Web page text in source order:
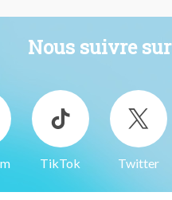
Nous suivre sur
TikTok Twitter